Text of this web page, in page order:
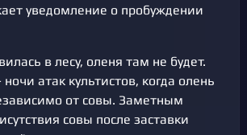
уведомление о пробуждении
в лесу, оленя там не будет.
атак культистов, когда олень
от совы. Заметным
совы после заставки